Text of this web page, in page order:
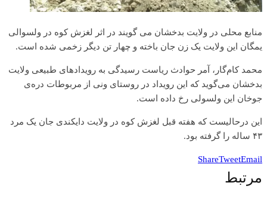
منابع محلی در ولایت بدخشان می گویند در اثر‌ لغزش کوه در ولسوالی
یمگان این ولایت یک زن جان باخته و چهار تن دیگر زخمی شده است.
محمد کام‌گار، آمر حوادث ریاست رسیدگی به رویدادهای طبیعی ولایت
بدخشان می‌گوید که این رویداد در روستای ونی از مربوطات دره‌ی
جوخان این ولسولی رخ داده است.
این درحالیست که هفته قبل لغزش کوه در ولایت دایکندی جان یک مرد
۴۳ ساله را گرفته بود.
ShareTweetEmail
مرتبط